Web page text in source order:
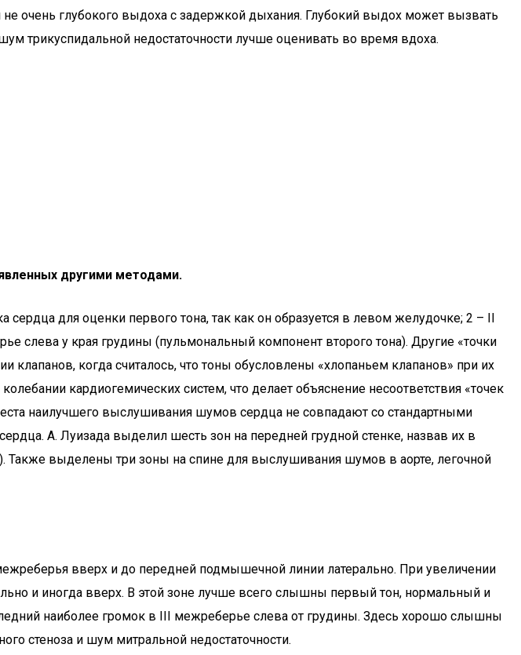
очень глубокого выдоха с задержкой дыхания. Глубокий выдох может вызвать
недостаточности лучше оценивать во время вдоха.
другими методами.
сердца для оценки первого тона, так как он образуется в левом желудочке; 2 – II
слева у края грудины (пульмональный компонент второго тона). Другие «точки
когда считалось, что тоны обусловлены «хлопаньем клапанов» при их
кардиогемических систем, что делает объяснение несоответствия «точек
наилучшего выслушивания шумов сердца не совпадают со стандартными
А. Луизада выделил шесть зон на передней грудной стенке, назвав их в
Также выделены три зоны на спине для выслушивания шумов в аорте, легочной
вверх и до передней подмышечной линии латерально. При увеличении
и иногда вверх. В этой зоне лучше всего слышны первый тон, нормальный и
наиболее громок в III межреберье слева от грудины. Здесь хорошо слышны
стеноза и шум митральной недостаточности.